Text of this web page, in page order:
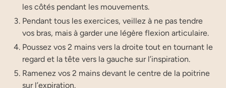
les côtés pen­dant les mouvements.
Pen­dant tous les exercices, veillez à ne pas tendre
vos bras, mais à gar­der une légère flexion articulaire.
Pous­sez vos 2 mains vers la droite tout en tour­nant le
regard et la tête vers la gauche sur l’inspiration.
Rame­nez vos 2 mains devant le centre de la poi­trine
sur l’expiration.